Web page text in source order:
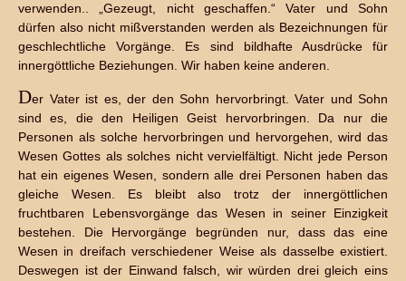
verwenden.. „Gezeugt, nicht geschaffen.“ Vater und Sohn
dürfen also nicht mißverstanden werden als Bezeichnungen für
geschlechtliche Vorgänge. Es sind bildhafte Ausdrücke für
innergöttliche Beziehungen. Wir haben keine anderen.
Der Vater ist es, der den Sohn hervorbringt. Vater und Sohn
sind es, die den Heiligen Geist hervorbringen. Da nur die
Personen als solche hervorbringen und hervorgehen, wird das
Wesen Gottes als solches nicht vervielfältigt. Nicht jede Person
hat ein eigenes Wesen, sondern alle drei Personen haben das
gleiche Wesen. Es bleibt also trotz der innergöttlichen
fruchtbaren Lebensvorgänge das Wesen in seiner Einzigkeit
bestehen. Die Hervorgänge begründen nur, dass das eine
Wesen in dreifach verschiedener Weise als dasselbe existiert.
Deswegen ist der Einwand falsch, wir würden drei gleich eins